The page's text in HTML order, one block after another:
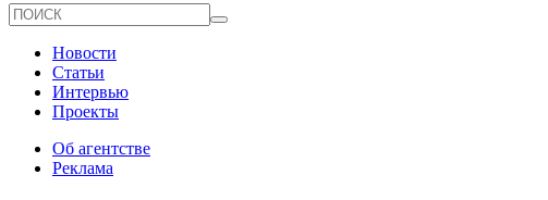
Новости
Статьи
Интервью
Проекты
Об агентстве
Реклама